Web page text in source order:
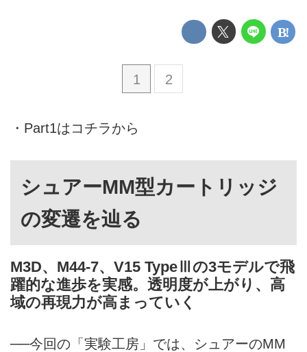
1 2
・ Part1はコチラから
シュアーMM型カートリッジ
の変遷を辿る
M3D、M44-7、V15 TypeⅢの3モデルで飛
躍的な進歩を実感。透明度が上がり、高
域の再現力が高まっていく
──今回の「実験工房」では、シュアーのMM